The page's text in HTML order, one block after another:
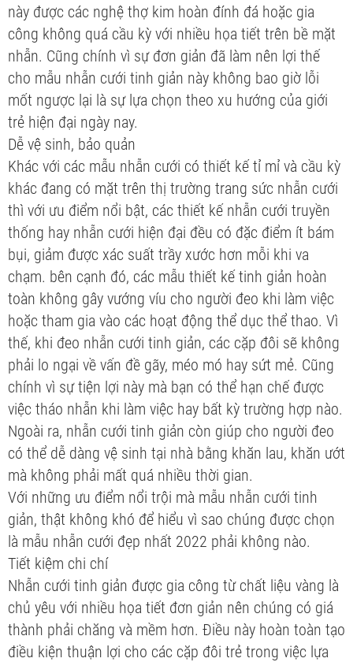
này được các nghệ thợ kim hoàn đính đá hoặc gia
công không quá cầu kỳ với nhiều họa tiết trên bề mặt
nhẫn. Cũng chính vì sự đơn giản đã làm nên lợi thế
cho mẫu nhẫn cưới tinh giản này không bao giờ lỗi
mốt ngược lại là sự lựa chọn theo xu hướng của giới
trẻ hiện đại ngày nay.
Dễ vệ sinh, bảo quản
Khác với các mẫu nhẫn cưới có thiết kế tỉ mỉ và cầu kỳ
khác đang có mặt trên thị trường trang sức nhẫn cưới
thì với ưu điểm nổi bật, các thiết kế nhẫn cưới truyền
thống hay nhẫn cưới hiện đại đều có đặc điểm ít bám
bụi, giảm được xác suất trầy xước hơn mỗi khi va
chạm. bên cạnh đó, các mẫu thiết kế tinh giản hoàn
toàn không gây vướng víu cho người đeo khi làm việc
hoặc tham gia vào các hoạt động thể dục thể thao. Vì
thế, khi đeo nhẫn cưới tinh giản, các cặp đôi sẽ không
phải lo ngại về vấn đề gãy, méo mó hay sứt mẻ. Cũng
chính vì sự tiện lợi này mà bạn có thể hạn chế được
việc tháo nhẫn khi làm việc hay bất kỳ trường hợp nào.
Ngoài ra, nhẫn cưới tinh giản còn giúp cho người đeo
có thể dễ dàng vệ sinh tại nhà bằng khăn lau, khăn ướt
mà không phải mất quá nhiều thời gian.
Với những ưu điểm nổi trội mà mẫu nhẫn cưới tinh
giản, thật không khó để hiểu vì sao chúng được chọn
là mẫu nhẫn cưới đẹp nhất 2022 phải không nào.
Tiết kiệm chi chí
Nhẫn cưới tinh giản được gia công từ chất liệu vàng là
chủ yêu với nhiều họa tiết đơn giản nên chúng có giá
thành phải chăng và mềm hơn. Điều này hoàn toàn tạo
điều kiện thuận lợi cho các cặp đôi trẻ trong việc lựa